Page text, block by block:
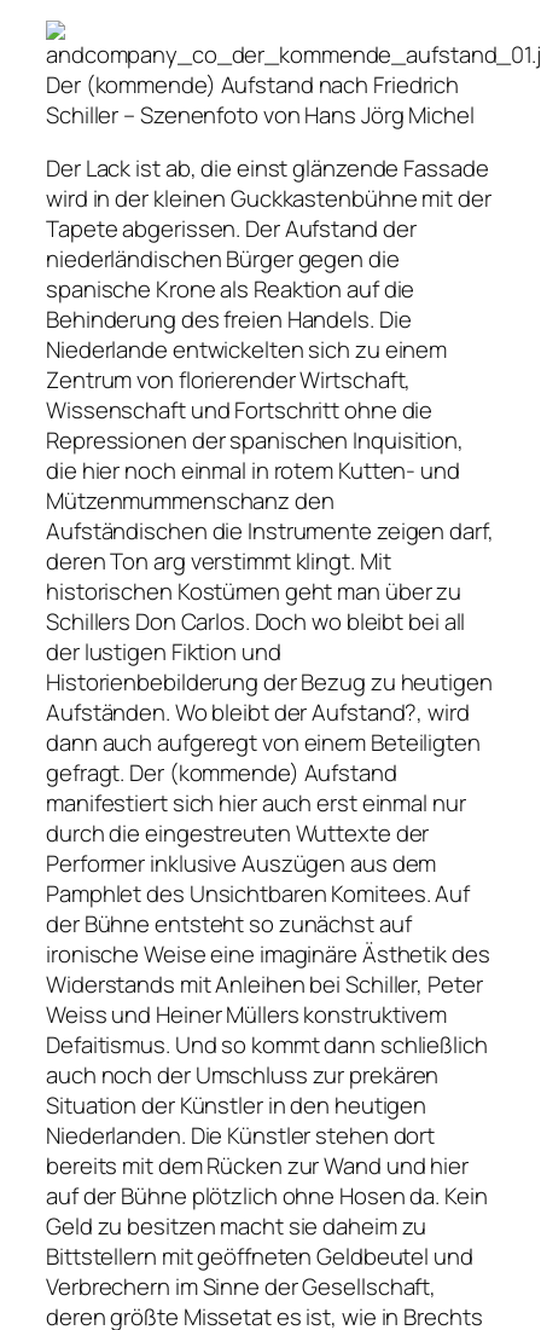
Der (kommende) Aufstand nach Friedrich
Schiller –Szenenfoto von Hans Jörg Michel
Der Lack ist ab, die einst glänzende Fassade
wird in der kleinen Guckkastenbühne mit der
Tapete abgerissen. Der Aufstand der
niederländischen Bürger gegen die
spanische Krone als Reaktion auf die
Behinderung des freien Handels. Die
Niederlande entwickelten sich zu einem
Zentrum von florierender Wirtschaft,
Wissenschaft und Fortschritt ohne die
Repressionen der spanischen Inquisition,
die hier noch einmal in rotem Kutten- und
Mützenmummenschanz den
Aufständischen die Instrumente zeigen darf,
deren Ton arg verstimmt klingt. Mit
historischen Kostümen geht man über zu
Schillers Don Carlos. Doch wo bleibt bei all
der lustigen Fiktion und
Historienbebilderung der Bezug zu heutigen
Aufständen. Wo bleibt der Aufstand?, wird
dann auch aufgeregt von einem Beteiligten
gefragt. Der (kommende) Aufstand
manifestiert sich hier auch erst einmal nur
durch die eingestreuten Wuttexte der
Performer inklusive Auszügen aus dem
Pamphlet des Unsichtbaren Komitees. Auf
der Bühne entsteht so zunächst auf
ironische Weise eine imaginäre Ästhetik des
Widerstands mit Anleihen bei Schiller, Peter
Weiss und Heiner Müllers konstruktivem
Defaitismus. Und so kommt dann schließlich
auch noch der Umschluss zur prekären
Situation der Künstler in den heutigen
Niederlanden. Die Künstler stehen dort
bereits mit dem Rücken zur Wand und hier
auf der Bühne plötzlich ohne Hosen da. Kein
Geld zu besitzen macht sie daheim zu
Bittstellern mit geöffneten Geldbeutel und
Verbrechern im Sinne der Gesellschaft,
deren größte Missetat es ist, wie in Brechts